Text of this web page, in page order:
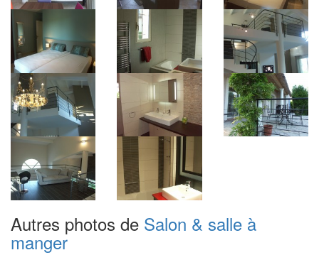
Autres photos de Salon & salle à
manger